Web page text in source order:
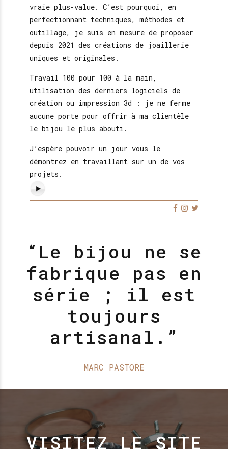
vraie plus-value. C’est pourquoi, en
perfectionnant techniques, méthodes et
outillage, je suis en mesure de proposer
depuis 2021 des créations de joaillerie
uniques et originales.
Travail 100 pour 100 à la main,
utilisation des derniers logiciels de
création ou impression 3d : je ne ferme
aucune porte pour offrir à ma clientèle
le bijou le plus abouti.
J’espère pouvoir un jour vous le
démontrez en travaillant sur un de vos
projets.
“Le bijou ne se
fabrique pas en
série ; il est
toujours
artisanal.”
MARC PASTORE
VISITEZ LE SITE